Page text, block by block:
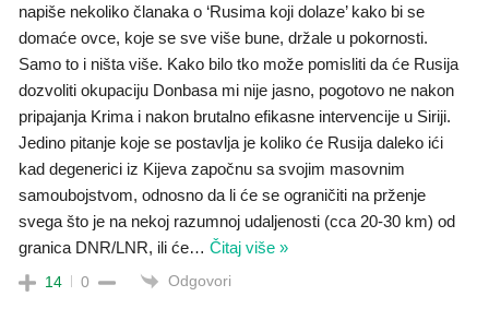
napiše nekoliko članaka o ‘Rusima koji dolaze’ kako bi se
domaće ovce, koje se sve više bune, držale u pokornosti.
Samo to i ništa više. Kako bilo tko može pomisliti da će Rusija
dozvoliti okupaciju Donbasa mi nije jasno, pogotovo ne nakon
pripajanja Krima i nakon brutalno efikasne intervencije u Siriji.
Jedino pitanje koje se postavlja je koliko će Rusija daleko ići
kad degenerici iz Kijeva započnu sa svojim masovnim
samoubojstvom, odnosno da li će se ograničiti na prženje
svega što je na nekoj razumnoj udaljenosti (cca 20-30 km) od
granica DNR/LNR, ili će… Čitaj više »
14 0 Odgovori